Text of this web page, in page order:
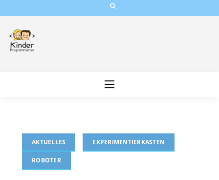
content
AKTUELLES EXPERIMENTIERKASTEN
ROBOTER